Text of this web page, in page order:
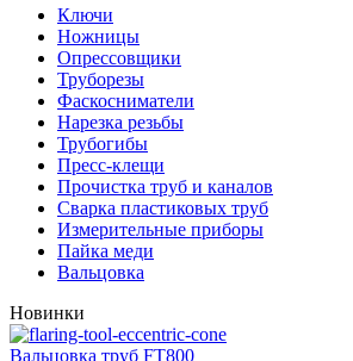
Ключи
Ножницы
Опрессовщики
Труборезы
Фаскосниматели
Нарезка резьбы
Трубогибы
Пресс-клещи
Прочистка труб и каналов
Сварка пластиковых труб
Измерительные приборы
Пайка меди
Вальцовка
Новинки
Вальцовка труб FT800